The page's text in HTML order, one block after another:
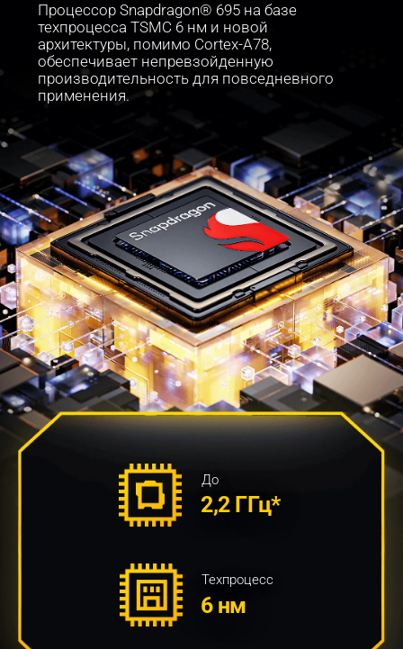
Процессор Snapdragon® 695 на базе
техпроцесса TSMC 6 нм и новой
архитектуры, помимо Cortex-A78,
обеспечивает непревзойденную
производительность для повседневного
применения.
До
2,2 ГГц*
Техпроцесс
6 нм